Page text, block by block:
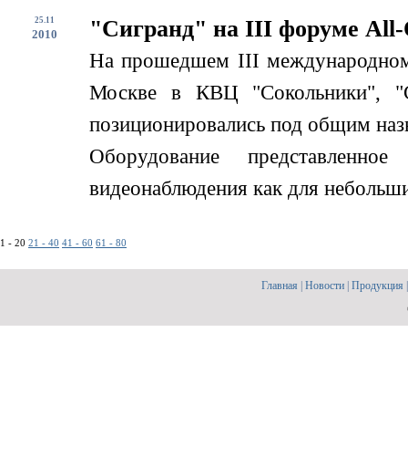
25.11
2010 "Сигранд" на III форуме All-
На прошедшем III
Москве в КВЦ "Сокольники",
позиционировались под общим
Оборудование
видеонаблюдения как для
1 - 20 21 - 40 41 - 60 61 - 80
Главная Новости Продукция